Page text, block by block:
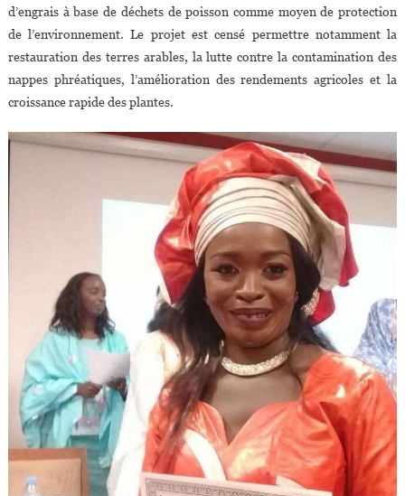
De
La
Première
Édition
«Startup
Women
Rim»
(République
Islamique
De
Mauritanie)
d’engrais à base de déchets de poisson comme moyen de protection
de l’environnement. Le projet est censé permettre notamment la
restauration des terres arables, la lutte contre la contamination des
nappes phréatiques, l’amélioration des rendements agricoles et la
croissance rapide des plantes.